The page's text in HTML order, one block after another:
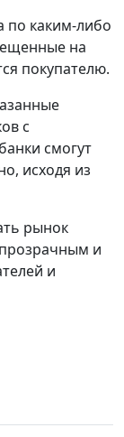
по каким-либо
на
покупателю.
с
смогут
исходя из
рынок
и
и